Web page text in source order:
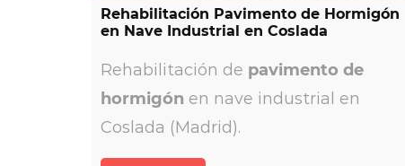
Rehabilitación Pavimento de Hormigón
en Nave Industrial en Coslada
Rehabilitación de pavimento de
hormigón en nave industrial en
Coslada (Madrid).
especializada en pavimentos continuos
y revestimientos.